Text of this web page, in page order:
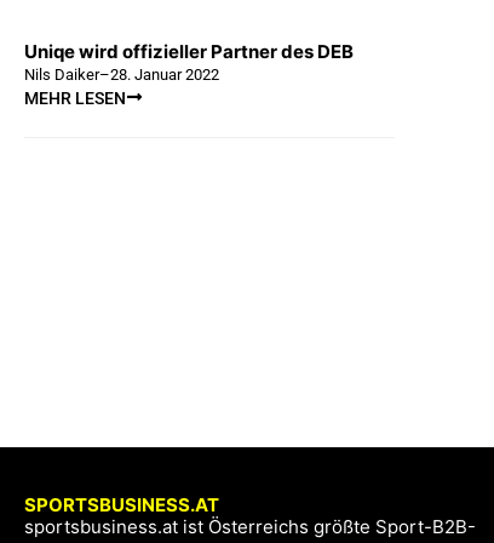
Uniqe wird offizieller Partner des DEB
Nils Daiker–28. Januar 2022
MEHR LESEN
SPORTSBUSINESS.AT
sportsbusiness.at ist Österreichs größte Sport-B2B-